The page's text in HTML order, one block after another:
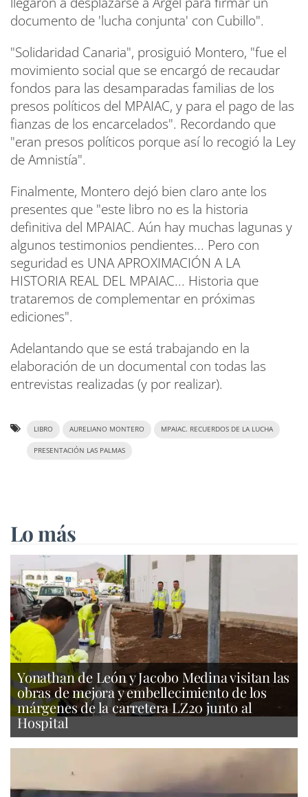
documento de 'lucha conjunta' con Cubillo".
"Solidaridad Canaria", prosiguió Montero, "fue el
movimiento social que se encargó de recaudar
fondos para las desamparadas familias de los
presos políticos del MPAIAC, y para el pago de las
fianzas de los encarcelados". Recordando que
"eran presos políticos porque así lo recogió la Ley
de Amnistía".
Finalmente, Montero dejó bien claro ante los
presentes que "este libro no es la historia
definitiva del MPAIAC. Aún hay muchas lagunas y
algunos testimonios pendientes... Pero con
seguridad es UNA APROXIMACIÓN A LA
HISTORIA REAL DEL MPAIAC... Historia que
trataremos de complementar en próximas
ediciones".
Adelantando que se está trabajando en la
elaboración de un documental con todas las
entrevistas realizadas (y por realizar).
LIBRO AURELIANO MONTERO MPAIAC. RECUERDOS DE LA LUCHA
PRESENTACIÓN LAS PALMAS
Lo más
Yonathan de León y Jacobo Medina visitan las
obras de mejora y embellecimiento de los
márgenes de la carretera LZ20 junto al
Hospital